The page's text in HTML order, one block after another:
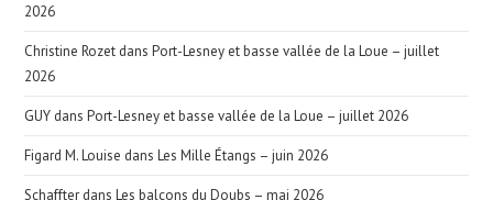
2026
Christine Rozet dansPort-Lesney et basse vallée de la Loue – juillet
2026
GUY dansPort-Lesney et basse vallée de la Loue – juillet 2026
Figard M. Louise dansLes Mille Étangs – juin 2026
Schaffter dansLes balcons du Doubs – mai 2026